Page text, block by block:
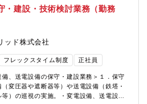
電力系統を構築し、お客さまに高品質・
届けすることに取り組んでいます。今回
部門』は、これらを実現するための設備
ている支社または営業所の配電建設グル
、配電設備の保守・運用に係る業務を担当
計」、「設備保守」など、実施業務単位で
。●募集背景再生可能エネルギーの大量導
対応、またＤＸ等の最新技術を導入した
・建設・技術検討業務（勤務
ッド株式会社
フレックスタイム制度 正社員
備、送電設備の保守・建設業務＞１．保守
変圧器や遮断器等）や送電設備（鉄塔・
）の巡視の実施。・変電設備、送電設備